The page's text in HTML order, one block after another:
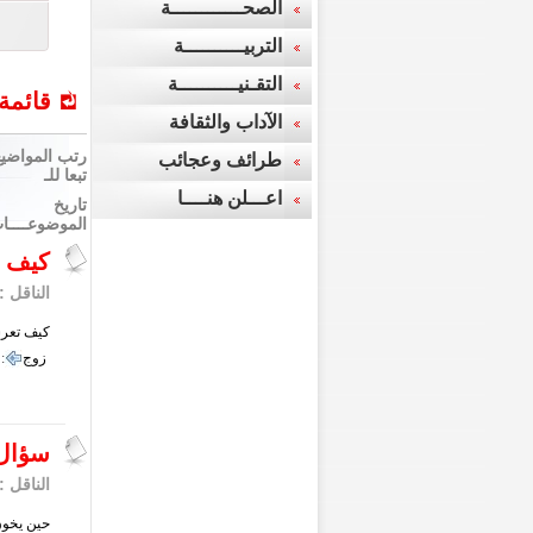
رتب
تبعا للـ
تاريخ
كيف
الناقل :
كيف
كلمات مفتاحية :
زوج
الناقل :
حين
الصحــــــــــــة
التربيــــــــــة
التقـنيــــــــــة
الآداب والثقافة
طرائف وعجائب
اعـــلن هنــــا